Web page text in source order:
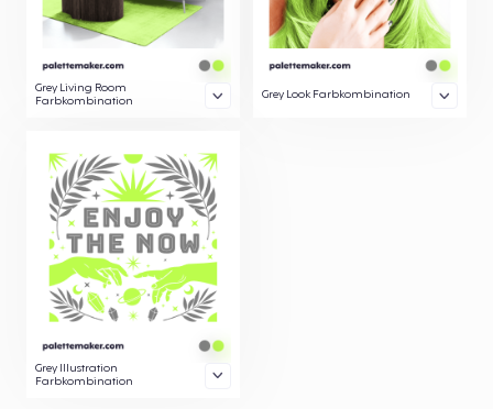
Grey Living Room
Farbkombination
Grey Look Farbkombination
Grey Illustration
Farbkombination